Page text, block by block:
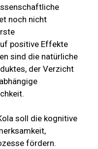
noch nicht
positive Effekte
sind die natürliche
der Verzicht
soll die kognitive
fördern.